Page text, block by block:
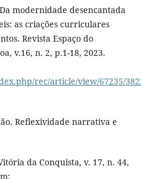
modernidade desencantada
as criações curriculares
Revista Espaço do
v.16, n. 2, p.1-18, 2023.
rec/article/view/67235/
Reflexividade narrativa e
da Conquista, v. 17, n. 44,